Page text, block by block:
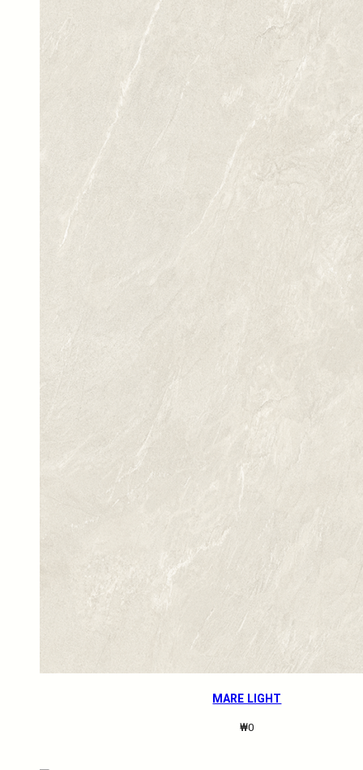
MARE LIGHT
₩0